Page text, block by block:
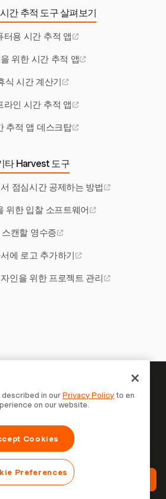
간 추적 도구 살펴보기
터용 시간 추적 앱
위한 시간 추적 앱
식 시간 계산기
라인 시간 추적 앱
추적 앱 데스크탑
타 Harvest 도구
점심시간 공제하는 방법
위한 입찰 소프트웨어
스캔할 영수증
에 로고 추가하기
인을 위한 프로젝트 관리
기록할 가치가 있
금 시작하세요
하고, 고객에게 청구하고, 더 빠르게
상의 기업에 합류하세요. 무료 체험,
in ourPrivacy Policyto en
on our website.
Cookies
Preferences